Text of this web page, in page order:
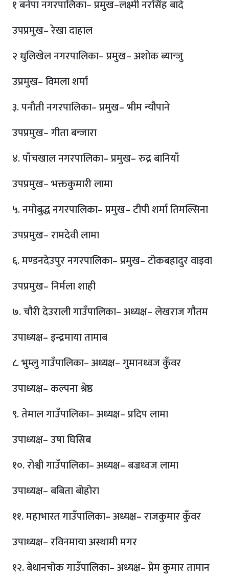
१ बनेपा नगरपालिका– प्रमुख–लक्ष्मी नरसिंह बादे
उपप्रमुख– रेखा दाहाल
२ धुलिखेल नगरपालिका– प्रमुख– अशोक ब्यान्जु
उप्रमुख– विमला शर्मा
३. पनौती नगरपालिका– प्रमुख– भीम न्यौपाने
उपप्रमुख– गीता बन्जारा
४. पाँचखाल नगरपालिका– प्रमुख– रुद्र बानियाँ
उपप्रमुख– भक्तकुमारी लामा
५. नमोबुद्ध नगरपालिका– प्रमुख– टीपी शर्मा तिमल्सिना
उपप्रमुख– रामदेवी लामा
६. मण्डनदेउपुर नगरपालिका– प्रमुख– टोकबहादुर वाइवा
उपप्रमुख– निर्मला शाही
७. चौरी देउराली गाउँपालिका– अध्यक्ष– लेखराज गौतम
उपाध्यक्ष– इन्द्रमाया तामाब
८. भुम्लु गाउँपालिका– अध्यक्ष– गुमानध्वज कुँवर
उपाध्यक्ष– कल्पना श्रेष्ठ
९. तेमाल गाउँपालिका– अध्यक्ष– प्रदिप लामा
उपाध्यक्ष– उषा घिसिब
१०. रोश्वी गाउँपालिका– अध्यक्ष– बज्रध्वज लामा
उपाध्यक्ष– बबिता बोहोरा
११. महाभारत गाउँपालिका– अध्यक्ष– राजकुमार कुँवर
उपाध्यक्ष– रविनमाया अस्थामी मगर
१२. बेथानचोक गाउँपालिका– अध्यक्ष– प्रेम कुमार तामान